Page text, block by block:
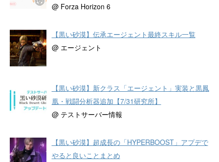
@ Forza Horizon 6
【黒い砂漠】伝承エージェント最終スキル一覧
@ エージェント
【黒い砂漠】新クラス「エージェント」実装と黒鳳
凰・戦闘分析器追加【7/31研究所】
@ テストサーバー情報
【黒い砂漠】超成長の「HYPERBOOST」アプデで
やると良いことまとめ